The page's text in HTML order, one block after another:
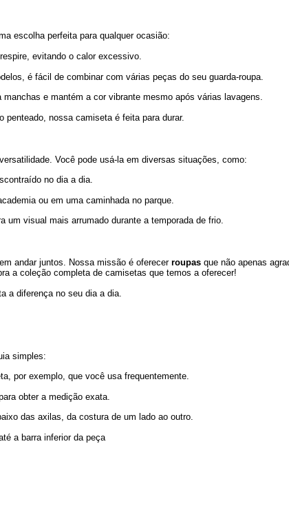
escolha perfeita para qualquer ocasião:
evitando o calor excessivo.
é fácil de combinar com várias peças do seu guarda-roupa.
e mantém a cor vibrante mesmo após várias lavagens.
penteado, nossa camiseta é feita para durar.
Você pode usá-la em diversas situações, como:
no dia a dia.
ou em uma caminhada no parque.
um visual mais arrumado durante a temporada de frio.
andar juntos. Nossa missão é oferecer roupas que não apenas
a coleção completa de camisetas que temos a oferecer!
a diferença no seu dia a dia.
simples:
por exemplo, que você usa frequentemente.
obter a medição exata.
das axilas, da costura de um lado ao outro.
a barra inferior da peça